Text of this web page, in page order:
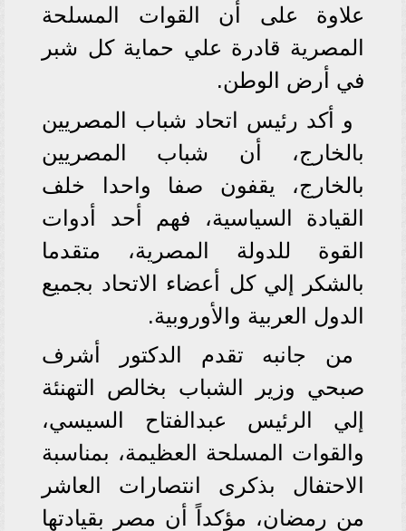
علاوة على أن القوات المسلحة
المصرية قادرة علي حماية كل شبر
في أرض الوطن.
و أكد رئيس اتحاد شباب المصريين
بالخارج، أن شباب المصريين
بالخارج، يقفون صفا واحدا خلف
القيادة السياسية، فهم أحد أدوات
القوة للدولة المصرية، متقدما
بالشكر إلي كل أعضاء الاتحاد بجميع
الدول العربية والأوروبية.
من جانبه تقدم الدكتور أشرف
صبحي وزير الشباب بخالص التهنئة
إلي الرئيس عبدالفتاح السيسي،
والقوات المسلحة العظيمة، بمناسبة
الاحتفال بذكرى انتصارات العاشر
من رمضان، مؤكداً أن مصر بقيادتها